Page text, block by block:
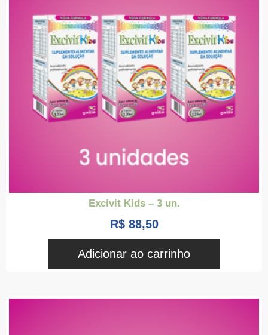
Excivit Kids – 3 un.
R$88,50
Adicionar ao carrinho